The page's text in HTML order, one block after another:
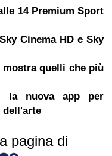
14 Premium Sport
Cinema HD e Sky
mostra quelli che più
la nuova app per
dell'arte
pagina di